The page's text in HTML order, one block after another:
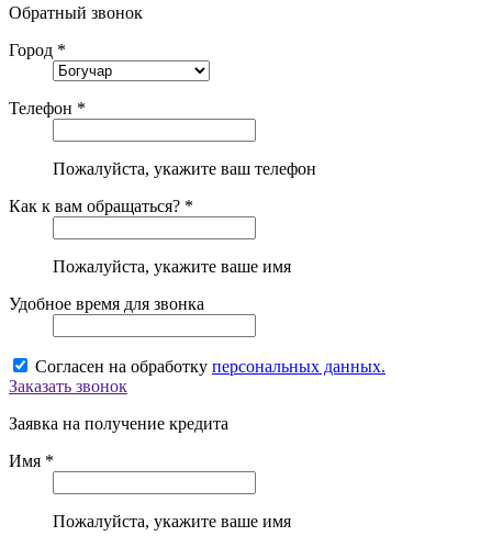
Обратный звонок
Город *
Телефон *
Пожалуйста, укажите ваш телефон
Как к вам обращаться? *
Пожалуйста, укажите ваше имя
Удобное время для звонка
Согласен на обработку персональных данных.
Заказать звонок
Заявка на получение кредита
Имя *
Пожалуйста, укажите ваше имя